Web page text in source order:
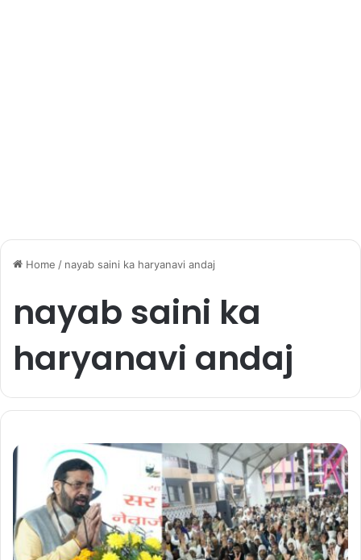
Home / nayab saini ka haryanavi andaj
nayab saini ka
haryanavi andaj